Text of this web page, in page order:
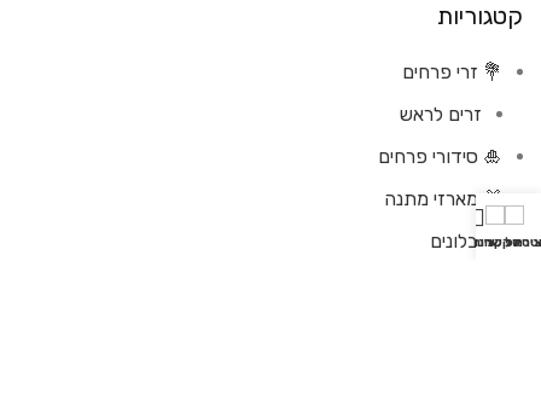
קטגוריות
💐 זרי פרחים
זרים לראש
🎍 סידורי פרחים
🎁 מארזי מתנה
🎈 בלונים
קשר
סל קניות
חנות